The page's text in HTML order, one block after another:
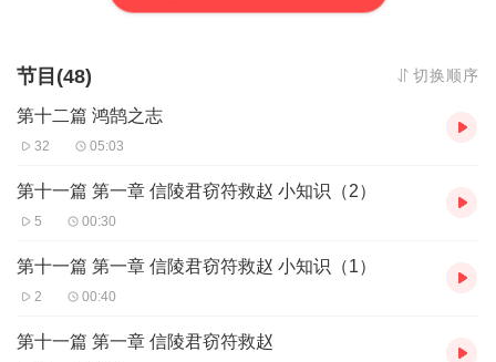
节目(48) 切换顺序
第十二篇 鸿鹄之志
32 05:03
第十一篇 第一章 信陵君窃符救赵 小知识（2）
5 00:30
第十一篇 第一章 信陵君窃符救赵 小知识（1）
2 00:40
第十一篇 第一章 信陵君窃符救赵